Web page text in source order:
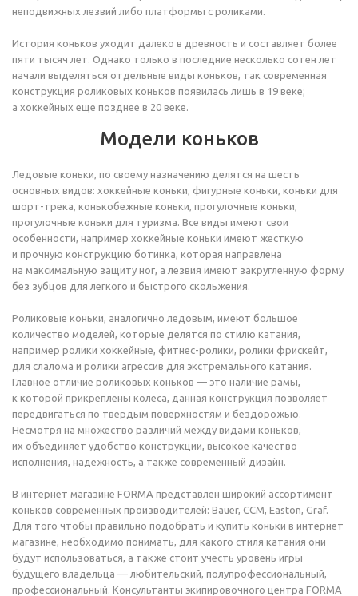
неподвижных лезвий либо платформы с роликами.
История коньков уходит далеко в древность и составляет более
пяти тысяч лет. Однако только в последние несколько сотен лет
начали выделяться отдельные виды коньков, так современная
конструкция роликовых коньков появилась лишь в 19 веке;
а хоккейных еще позднее в 20 веке.
Модели коньков
Ледовые коньки, по своему назначению делятся на шесть
основных видов: хоккейные коньки, фигурные коньки, коньки для
шорт-трека, конькобежные коньки, прогулочные коньки,
прогулочные коньки для туризма. Все виды имеют свои
особенности, например хоккейные коньки имеют жесткую
и прочную конструкцию ботинка, которая направлена
на максимальную защиту ног, а лезвия имеют закругленную форму
без зубцов для легкого и быстрого скольжения.
Роликовые коньки, аналогично ледовым, имеют большое
количество моделей, которые делятся по стилю катания,
например ролики хоккейные, фитнес-ролики, ролики фрискейт,
для слалома и ролики агрессив для экстремального катания.
Главное отличие роликовых коньков — это наличие рамы,
к которой прикреплены колеса, данная конструкция позволяет
передвигаться по твердым поверхностям и бездорожью.
Несмотря на множество различий между видами коньков,
их объединяет удобство конструкции, высокое качество
исполнения, надежность, а также современный дизайн.
В интернет магазине FORMA представлен широкий ассортимент
коньков современных производителей: Bauer, CCM, Easton, Graf.
Для того чтобы правильно подобрать и купить коньки в интернет
магазине, необходимо понимать, для какого стиля катания они
будут использоваться, а также стоит учесть уровень игры
будущего владельца — любительский, полупрофессиональный,
профессиональный. Консультанты экипировочного центра FORMA